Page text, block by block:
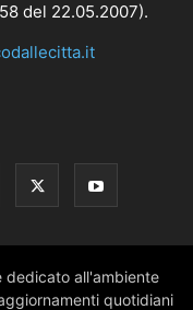
del 22.05.2007).
dedicato all'ambiente
quotidiani